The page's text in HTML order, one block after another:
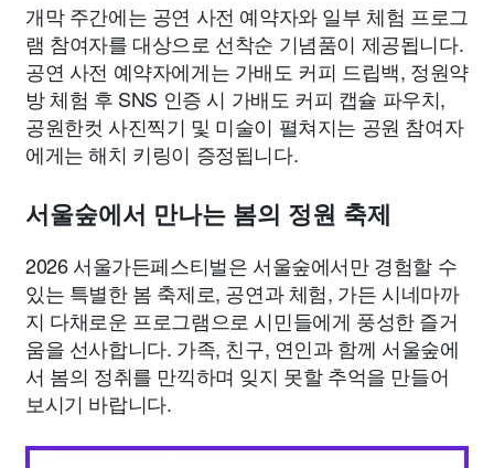
개막 주간에는 공연 사전 예약자와 일부 체험 프로그
램 참여자를 대상으로 선착순 기념품이 제공됩니다.
공연 사전 예약자에게는 가배도 커피 드립백, 정원약
방 체험 후 SNS 인증 시 가배도 커피 캡슐 파우치,
공원한컷 사진찍기 및 미술이 펼쳐지는 공원 참여자
에게는 해치 키링이 증정됩니다.
서울숲에서 만나는 봄의 정원 축제
2026 서울가든페스티벌은 서울숲에서만 경험할 수
있는 특별한 봄 축제로, 공연과 체험, 가든 시네마까
지 다채로운 프로그램으로 시민들에게 풍성한 즐거
움을 선사합니다. 가족, 친구, 연인과 함께 서울숲에
서 봄의 정취를 만끽하며 잊지 못할 추억을 만들어
보시기 바랍니다.